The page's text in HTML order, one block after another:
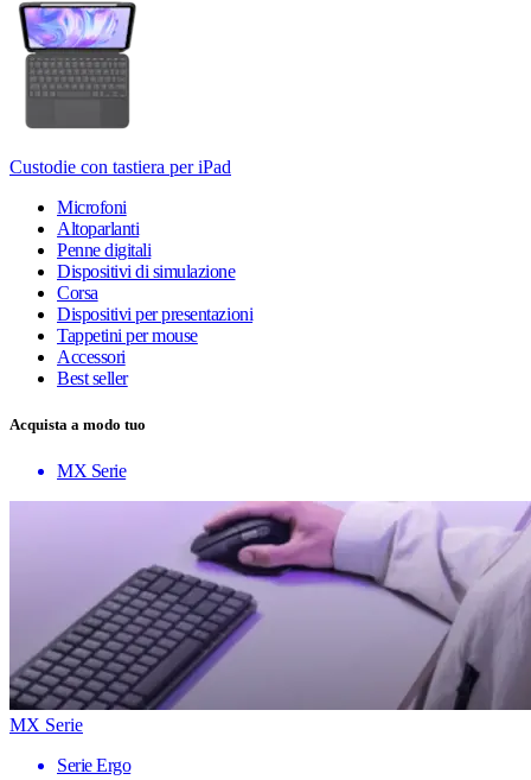
Custodie con tastiera per iPad
Microfoni
Altoparlanti
Penne digitali
Dispositivi di simulazione
Corsa
Dispositivi per presentazioni
Tappetini per mouse
Accessori
Best seller
Acquista a modo tuo
MX Serie
MX Serie
Serie Ergo